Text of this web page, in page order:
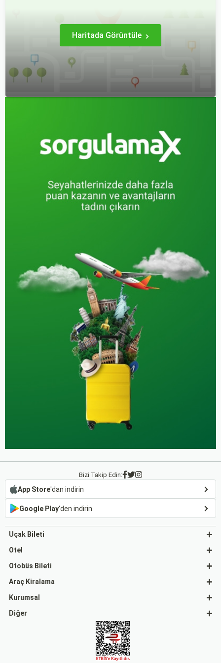
Haritada Görüntüle
Bizi Takip Edin:
App Store'dan indirin
Google Play'den indirin
Uçak Bileti
Otel
Otobüs Bileti
Araç Kiralama
Kurumsal
Diğer